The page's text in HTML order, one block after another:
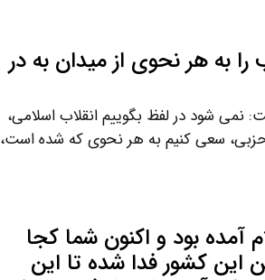
به هر نحوی از میدان به در
شود در لفظ بگوییم انقلاب اسلامی،
سعی کنیم به هر نحوی که شده است،
آمده بود و اکنون شما کجا
این کشور فدا شده تا این